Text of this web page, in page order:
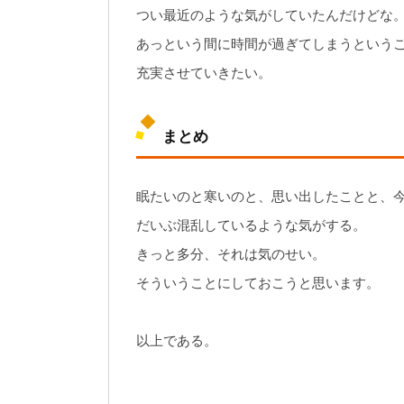
つい最近のような気がしていたんだけどな。
あっという間に時間が過ぎてしまうというこ
充実させていきたい。
まとめ
眠たいのと寒いのと、思い出したことと、
だいぶ混乱しているような気がする。
きっと多分、それは気のせい。
そういうことにしておこうと思います。
以上である。